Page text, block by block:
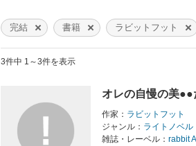
完結 書籍 ラビットフット
3件中 1～3件を表示
オレの自慢の美
作家： ラビットフット
ジャンル： ライトノベル
雑誌・レーベル： rabbit